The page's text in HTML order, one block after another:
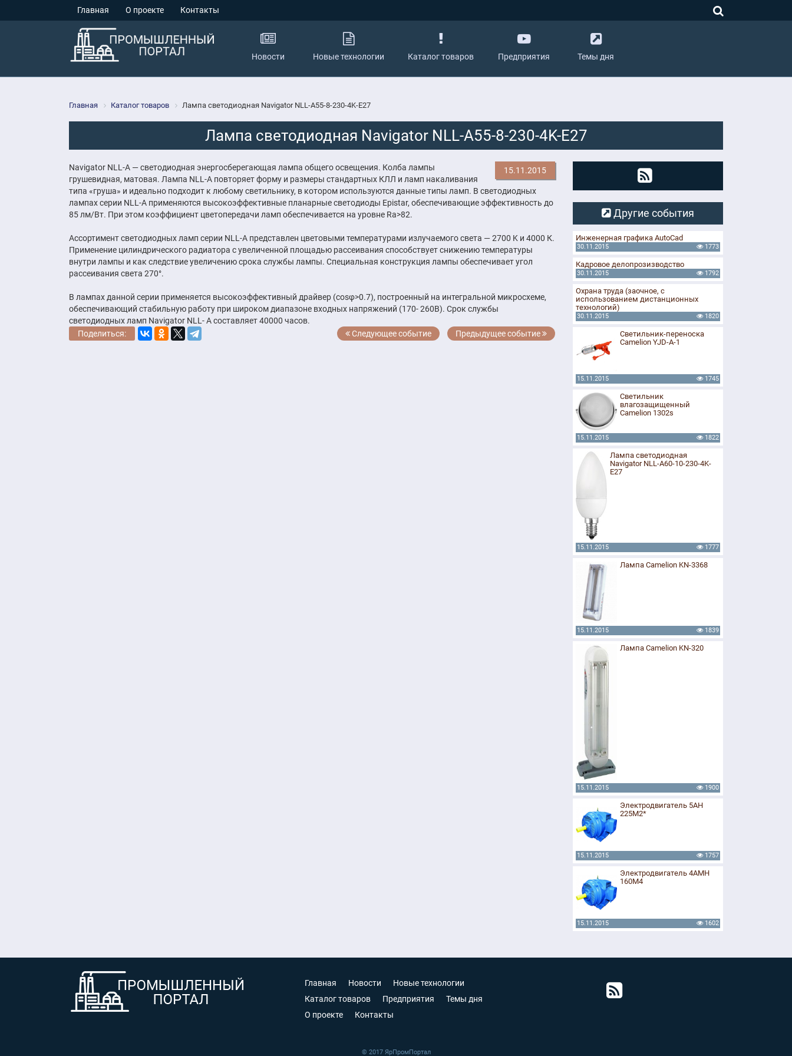
Главная О проекте Контакты
Новости Новые технологии Каталог товаров Предприятия Темы дня
Главная Каталог товаров Лампа светодиодная Navigator NLL-A55-8-230-4K-E27
Лампа светодиодная Navigator NLL-A55-8-230-4K-E27
15.11.2015
Navigator NLL-A — светодиодная энергосберегающая лампа общего освещения. Колба лампы
грушевидная, матовая. Лампа NLL-A повторяет форму и размеры стандартных КЛЛ и ламп накаливания
типа «груша» и идеально подходит к любому светильнику, в котором используются данные типы ламп. В светодиодных
лампах серии NLL-A применяются высокоэффективные планарные светодиоды Epistar, обеспечивающие эффективность до
85 лм/Вт. При этом коэффициент цветопередачи ламп обеспечивается на уровне Ra>82.
Ассортимент светодиодных ламп серии NLL-A представлен цветовыми температурами излучаемого света — 2700 K и 4000 К.
Применение цилиндрического радиатора с увеличенной площадью рассеивания способствует снижению температуры
внутри лампы и как следствие увеличению срока службы лампы. Специальная конструкция лампы обеспечивает угол
рассеивания света 270°.
В лампах данной серии применяется высокоэффективный драйвер (cosφ>0.7), построенный на интегральной микросхеме,
обеспечивающий стабильную работу при широком диапазоне входных напряжений (170- 260В). Срок службы
светодиодных ламп Navigator NLL- A составляет 40000 часов.
Поделиться:
Следующее событие Предыдущее событие
Другие события
Инженерная графика AutoCad
30.11.2015 1773
Кадровое делопрозизводство
30.11.2015 1792
Охрана труда (заочное, с
использованием дистанционных
технологий)
30.11.2015 1820
Светильник-переноска
Camelion YJD-A-1
15.11.2015 1745
Светильник
влагозащищенный
Camelion 1302s
15.11.2015 1822
Лампа светодиодная
Navigator NLL-A60-10-230-4K-
E27
15.11.2015 1777
Лампа Camelion KN-3368
15.11.2015 1839
Лампа Camelion KN-320
15.11.2015 1900
Электродвигатель 5АН
225М2*
15.11.2015 1757
Электродвигатель 4АМН
160М4
15.11.2015 1602
Главная Новости
Новые технологии
Каталог товаров
Предприятия
Темы дня
О проекте
Контакты
© 2017 ЯрПромПортал